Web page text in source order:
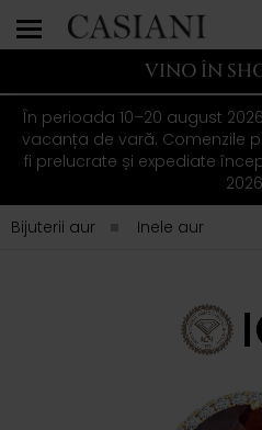
VINO ÎN
În perioada 10–20 august
vacanța de vară. Comenzile
fi prelucrate și expediate
Bijuterii aur
Inele aur